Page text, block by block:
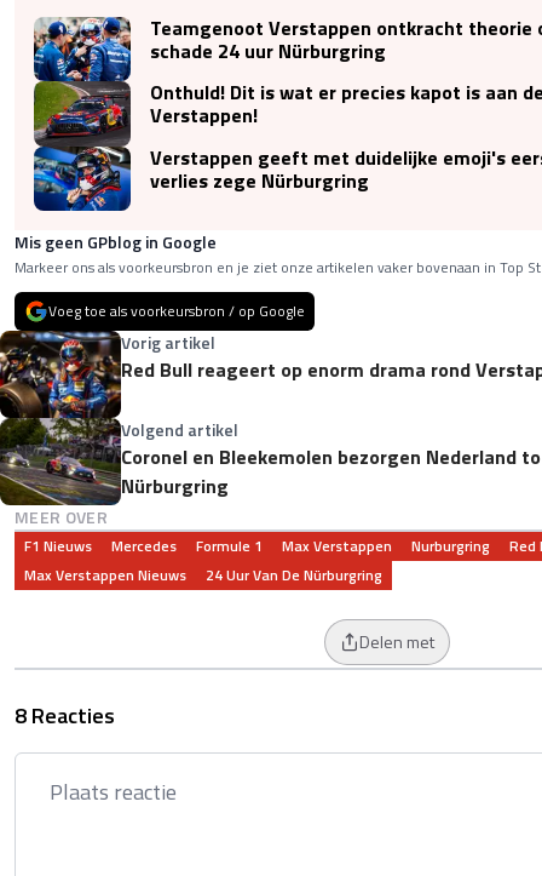
Teamgenoot Verstappen ontkracht theorie
schade 24 uur Nürburgring
Onthuld! Dit is wat er precies kapot is aan
Verstappen!
Verstappen geeft met duidelijke emoji's
verlies zege Nürburgring
Mis geen GPblog in Google
Markeer ons als voorkeursbron en je ziet onze artikelen vaker bovenaan in Top
Voeg toe als voorkeursbron / op Google
Vorig artikel
Red Bull reageert op enorm drama rond
Volgend artikel
Coronel en Bleekemolen bezorgen Nederland
Nürburgring
MEER OVER
F1 Nieuws Mercedes Formule 1 Max Verstappen Nurburgring
Red
Max Verstappen Nieuws
24 Uur Van De Nürburgring
Delen met
8 Reacties